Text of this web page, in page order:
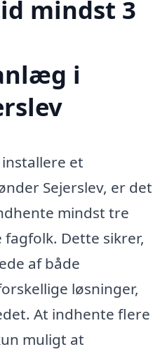
mindst 3
i
et
Sejerslev, er det
mindst tre
Dette sikrer,
af både
løsninger,
At indhente flere
muligt at